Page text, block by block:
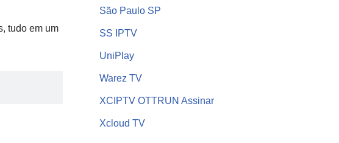
tudo em um
São Paulo SP
SS IPTV
UniPlay
Warez TV
XCIPTV OTTRUN Assinar
Xcloud TV